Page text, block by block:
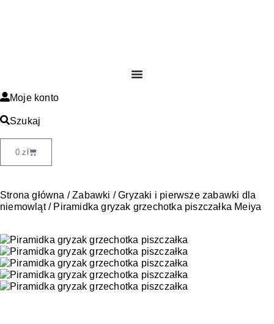
Moje konto
Szukaj
0zł
Strona główna /Zabawki /Gryzaki i pierwsze zabawki dla
niemowląt/ Piramidka gryzak grzechotka piszczałka Meiya